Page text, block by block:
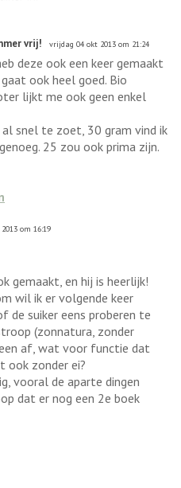
vrij! vrijdag 04 okt 2013 om 21:24
deze ook een keer gemaakt
ook heel goed. Bio
lijkt me ook geen enkel
al snel te zoet, 30 gram vind ik
25 zou ook prima zijn.
om 16:19
gemaakt, en hij is heerlijk!
wil ik er volgende keer
de suiker eens proberen te
(zonnatura, zonder
af, wat voor functie dat
ook zonder ei?
vooral de aparte dingen
dat er nog een 2e boek